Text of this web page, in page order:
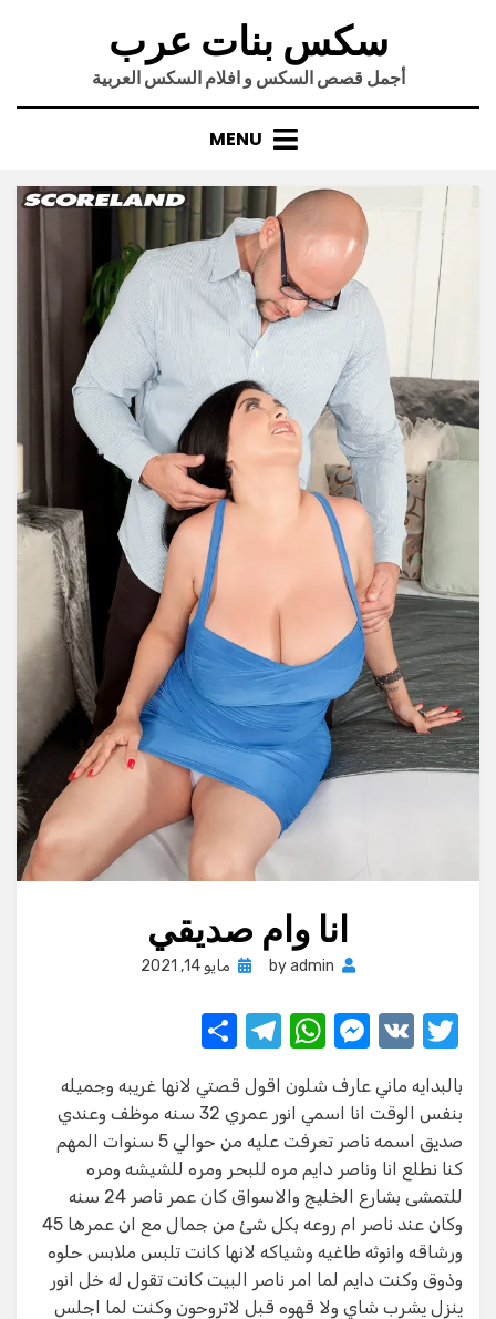
سكس بنات عرب
أجمل قصص السكس و افلام السكس العربية
MENU
انا وام صديقي
byadmin
Posted
مايو 14, 2021
T
it
te
r
V
M
ss
e
n
g
er
W
at
s
A
p
p
T
e
gr
a
m
ar
e
بالبدايه ماني عارف شلون اقول قصتي لانها غريبه وجميله
بنفس الوقت انا اسمي انور عمري 32 سنه موظف وعندي
صديق اسمه ناصر تعرفت عليه من حوالي 5 سنوات المهم
كنا نطلع انا وناصر دايم مره للبحر ومره للشيشه ومره
للتمشى بشارع الخليج والاسواق كان عمر ناصر 24 سنه
وكان عند ناصر ام روعه بكل شئ من جمال مع ان عمرها 45
ورشاقه وانوثه طاغيه وشياكه لانها كانت تلبس ملابس حلوه
وذوق وكنت دايم لما امر ناصر البيت كانت تقول له خل انور
ينزل يشرب شاي ولا قهوه قبل لاتروحون وكنت لما اجلس